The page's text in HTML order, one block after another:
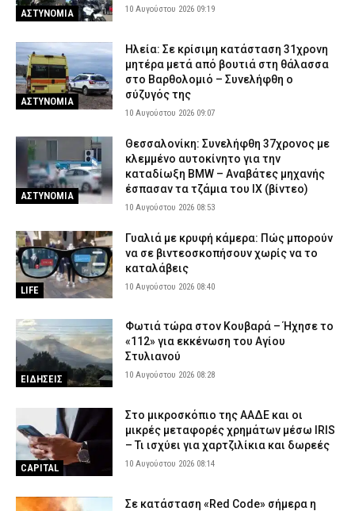
ΑΣΤΥΝΟΜΙΑ 10 Αυγούστου 2026 09:19
ΑΣΤΥΝΟΜΙΑ
Ηλεία: Σε κρίσιμη κατάσταση 31χρονη
μητέρα μετά από βουτιά στη θάλασσα
στο Βαρθολομιό – Συνελήφθη ο
σύζυγός της
10 Αυγούστου 2026 09:07
ΑΣΤΥΝΟΜΙΑ
Θεσσαλονίκη: Συνελήφθη 37χρονος με
κλεμμένο αυτοκίνητο για την
καταδίωξη BMW – Αναβάτες μηχανής
έσπασαν τα τζάμια του ΙΧ (βίντεο)
10 Αυγούστου 2026 08:53
LIFE
Γυαλιά με κρυφή κάμερα: Πώς μπορούν
να σε βιντεοσκοπήσουν χωρίς να το
καταλάβεις
10 Αυγούστου 2026 08:40
ΕΙΔΗΣΕΙΣ
Φωτιά τώρα στον Κουβαρά – Ήχησε το
«112» για εκκένωση του Αγίου
Στυλιανού
10 Αυγούστου 2026 08:28
CAPITAL
Στο μικροσκόπιο της ΑΑΔΕ και οι
μικρές μεταφορές χρημάτων μέσω IRIS
– Τι ισχύει για χαρτζιλίκια και δωρεές
10 Αυγούστου 2026 08:14
Σε κατάσταση «Red Code» σήμερα η